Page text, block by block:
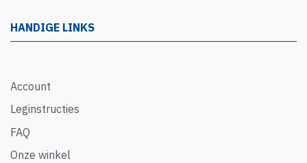
HANDIGE LINKS
Account
Leginstructies
FAQ
Onze winkel